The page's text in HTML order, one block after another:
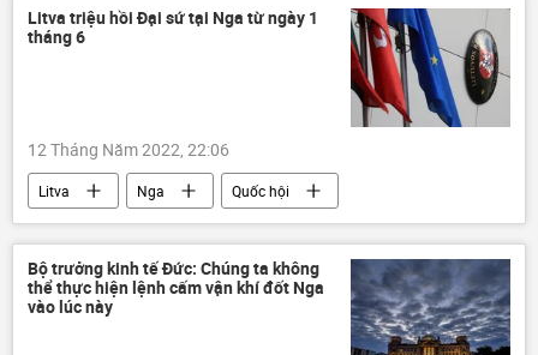
phương Tây
Liên minh châu Âu
Quan điểm-Ý kiến
Litva triệu hồi Đại sứ tại Nga từ ngày 1
tháng 6
12 Tháng Năm 2022, 22:06
Litva Nga
Quốc hội
xung đột
Cuộc khủng hoảng ở Ukraina
Thế giới
ngoại giao
Bộ trưởng kinh tế Đức: Chúng ta không
thể thực hiện lệnh cấm vận khí đốt Nga
vào lúc này